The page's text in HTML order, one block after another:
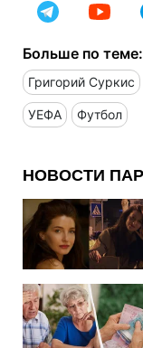
Больше по теме:
Григорий Суркис
УЕФА Футбол